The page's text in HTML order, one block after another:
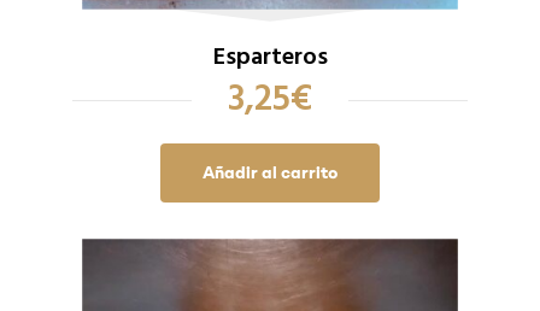
Esparteros
3,25€
Añadir al carrito